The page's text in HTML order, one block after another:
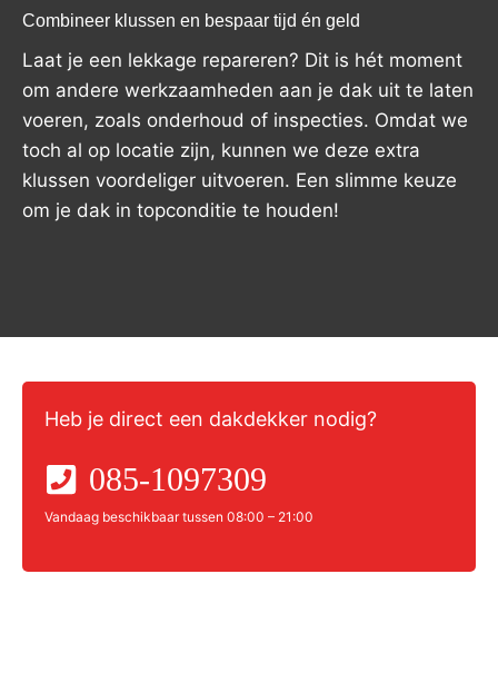
Combineer klussen en bespaar tijd én geld
Laat je een lekkage repareren? Dit is hét moment
om andere werkzaamheden aan je dak uit te laten
voeren, zoals onderhoud of inspecties. Omdat we
toch al op locatie zijn, kunnen we deze extra
klussen voordeliger uitvoeren. Een slimme keuze
om je dak in topconditie te houden!
Heb je direct een dakdekker nodig?
085-1097309
Vandaag beschikbaar tussen 08:00 – 21:00